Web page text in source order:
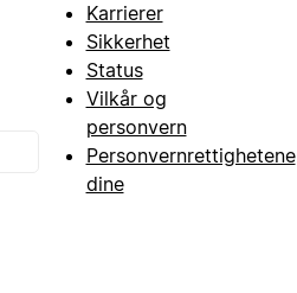
Karrierer
Sikkerhet
Status
Vilkår og
personvern
Personvernrettighetene
dine